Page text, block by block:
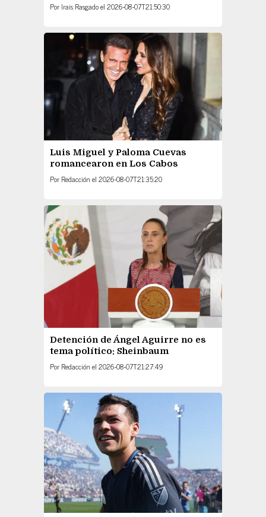
Por Irais Rasgadoel 2026-08-07T21:50:30
Luis Miguel y Paloma Cuevas
romancearon en Los Cabos
Por Redacción el 2026-08-07T21:35:20
Detención de Ángel Aguirre no es
tema político: Sheinbaum
Por Redacción el 2026-08-07T21:27:49